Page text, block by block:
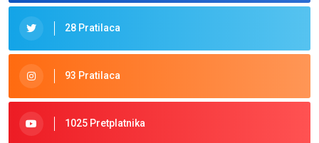
28 Pratilaca
93 Pratilaca
1025 Pretplatnika